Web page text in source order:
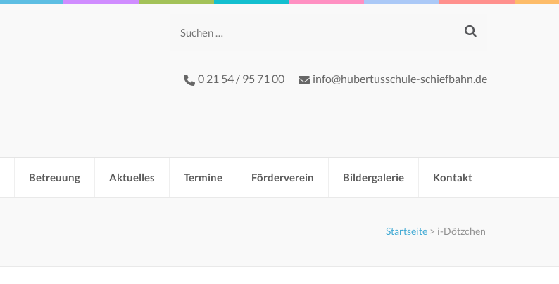
Suchen
0 21 54 / 95 71 00 info@hubertusschule-schiefbahn.de
Betreuung Aktuelles Termine Förderverein Bildergalerie Kontakt
Startseite > i-Dötzchen